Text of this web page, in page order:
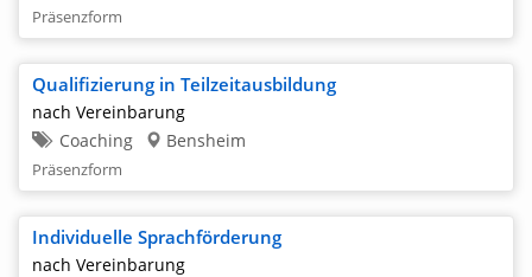
Präsenzform
Qualifizierung in Teilzeitausbildung
nach Vereinbarung
Coaching
Bensheim
Präsenzform
Individuelle Sprachförderung
nach Vereinbarung